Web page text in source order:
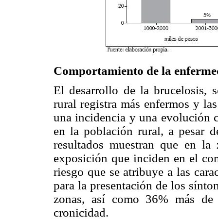
Comportamiento de la
El desarrollo de la brucelosis,
rural registra más enfermos y
una incidencia y una evolución
en la población rural, a pesar
resultados muestran que en
exposición que inciden en el
riesgo que se atribuye a las
para la presentación de los
zonas, así como 36% más
cronicidad.